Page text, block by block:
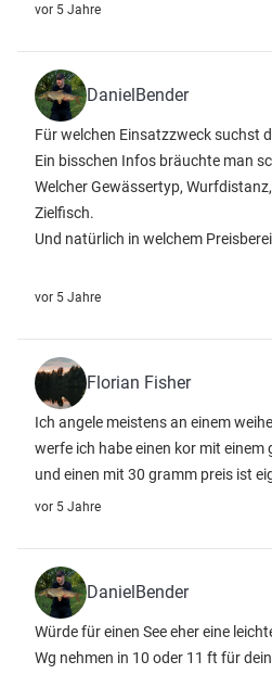
vor 5 Jahre
DanielBender
Für welchen Einsatzzweck suchst
Ein bisschen Infos bräuchte man
Welcher Gewässertyp,
Zielfisch.
Und natürlich in welchem
vor 5 Jahre
Florian Fisher
Ich angele meistens an einem
werfe ich habe einen kor mit
und einen mit 30 gramm preis ist
vor 5 Jahre
DanielBender
Würde für einen See eher eine
Wg nehmen in 10 oder 11 ft für